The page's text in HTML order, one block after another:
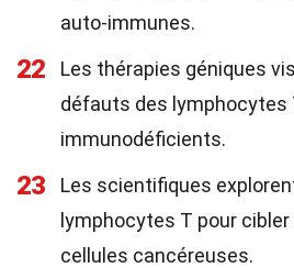
auto-immunes.
22
Les thérapies géniques
défauts des lymphocytes
immunodéficients.
23
Les scientifiques
lymphocytes T pour
cellules cancéreuses.